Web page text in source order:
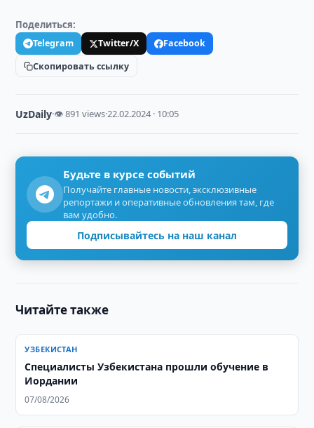
Поделиться:
Telegram Twitter/X
Facebook
Скопировать ссылку
UzDaily·👁 891 views·22.02.2024 · 10:05
Будьте в курсе событий
Получайте главные новости, эксклюзивные
репортажи и оперативные обновления там, где
вам удобно.
Подписывайтесь на наш канал
Читайте также
УЗБЕКИСТАН
Специалисты Узбекистана прошли обучение в
Иордании
07/08/2026